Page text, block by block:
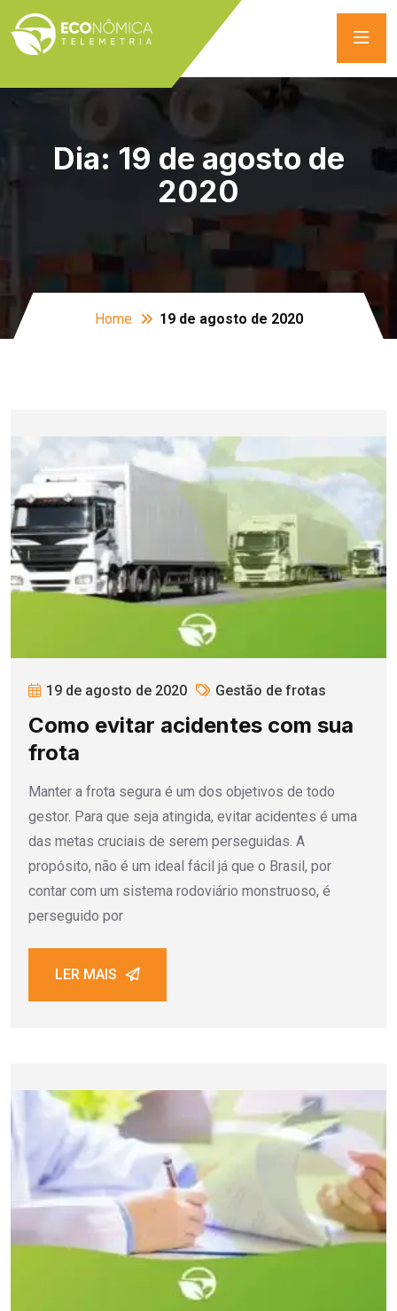
Dia: 19 de agosto de
2020
Home 19 de agosto de 2020
19 de agosto de 2020 Gestão de frotas
Como evitar acidentes com sua
frota
Manter a frota segura é um dos objetivos de todo
gestor. Para que seja atingida, evitar acidentes é uma
das metas cruciais de serem perseguidas. A
propósito, não é um ideal fácil já que o Brasil, por
contar com um sistema rodoviário monstruoso, é
perseguido por
LER MAIS